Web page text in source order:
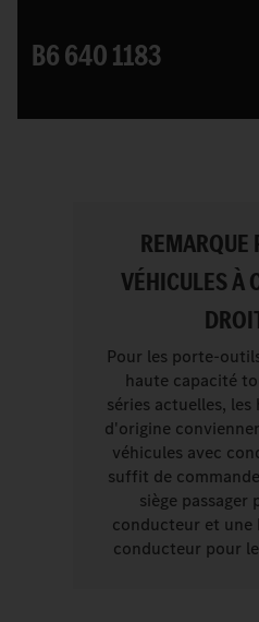
B6 640 1183
REMARQUE
VÉHICULES À
Pour les porte-
haute capacité
séries actuelles, les
d'origine
véhicules avec
suffit de
siège passager
conducteur et une
conducteur pour le